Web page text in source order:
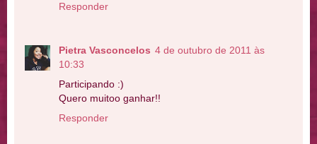
Responder
Pietra Vasconcelos 4 de outubro de 2011 às
10:33
Participando :)
Quero muitoo ganhar!!
Responder